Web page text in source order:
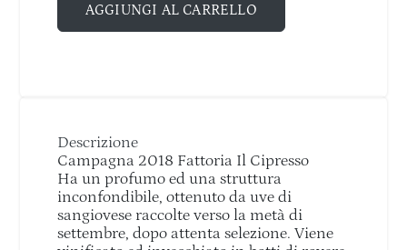
AGGIUNGI AL CARRELLO
Descrizione
Campagna 2018 Fattoria Il Cipresso
Ha un profumo ed una struttura
inconfondibile, ottenuto da uve di
sangiovese raccolte verso la metà di
settembre, dopo attenta selezione. Viene